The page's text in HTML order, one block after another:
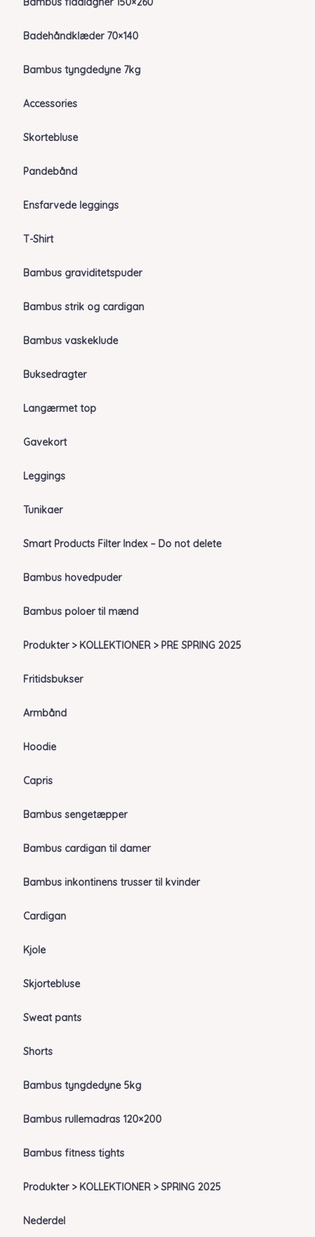
Badehåndklæder 70×140
Bambus tyngdedyne 7kg
Accessories
Skortebluse
Pandebånd
Ensfarvede leggings
T-Shirt
Bambus graviditetspuder
Bambus strik og cardigan
Bambus vaskeklude
Buksedragter
Langærmet top
Gavekort
Leggings
Tunikaer
Smart Products Filter Index – Do not delete
Bambus hovedpuder
Bambus poloer til mænd
Produkter > KOLLEKTIONER > PRE SPRING 2025
Fritidsbukser
Armbånd
Hoodie
Capris
Bambus sengetæpper
Bambus cardigan til damer
Bambus inkontinens trusser til kvinder
Cardigan
Kjole
Skjortebluse
Sweat pants
Shorts
Bambus tyngdedyne 5kg
Bambus rullemadras 120×200
Bambus fitness tights
Produkter > KOLLEKTIONER > SPRING 2025
Nederdel